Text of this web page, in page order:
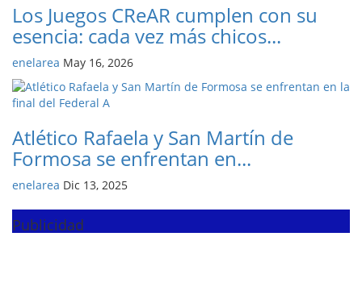
Los Juegos CReAR cumplen con su
esencia: cada vez más chicos...
enelarea May 16, 2026
Atlético Rafaela y San Martín de
Formosa se enfrentan en...
enelarea Dic 13, 2025
Publicidad